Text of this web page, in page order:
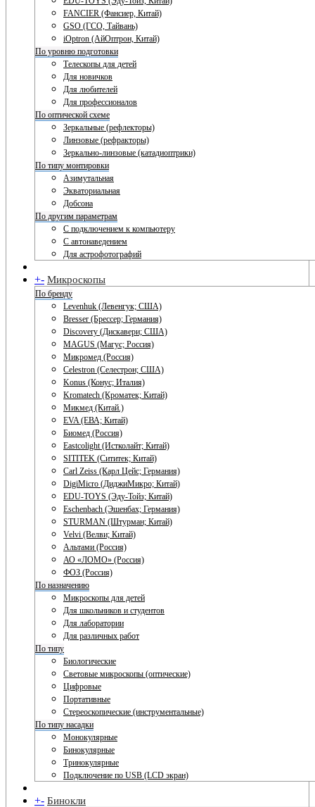
FANCIER (Фансиер, Китай)
GSO (ГСО, Тайвань)
iOptron (АйОптрон, Китай)
По уровню подготовки
Телескопы для детей
Для новичков
Для любителей
Для профессионалов
По оптической схеме
Зеркальные (рефлекторы)
Линзовые (рефракторы)
Зеркально-линзовые (катадиоптрики)
По типу монтировки
Азимутальная
Экваториальная
Добсона
По другим параметрам
С подключением к компьютеру
С автонаведением
Для астрофотографий
+- Микроскопы
По бренду
Levenhuk (Левенгук; США)
Bresser (Брессер; Германия)
Discovery (Дискавери; США)
MAGUS (Магус; Россия)
Микромед (Россия)
Celestron (Селестрон; США)
Konus (Конус; Италия)
Kromatech (Кроматек; Китай)
Микмед (Китай.)
EVA (ЕВА; Китай)
Биомед (Россия)
Eastcolight (Истколайт; Китай)
SITITEK (Сититек; Китай)
Carl Zeiss (Карл Цейс; Германия)
DigiMicro (ДиджиМикро; Китай)
EDU-TOYS (Эду-Тойз; Китай)
Eschenbach (Эшенбах; Германия)
STURMAN (Штурман; Китай)
Velvi (Велви; Китай)
Альтами (Россия)
АО «ЛОМО» (Россия)
ФОЗ (Россия)
По назначению
Микроскопы для детей
Для школьников и студентов
Для лаборатории
Для различных работ
По типу
Биологические
Световые микроскопы (оптические)
Цифровые
Портативные
Стереоскопические (инструментальные)
По типу насадки
Монокулярные
Бинокулярные
Тринокулярные
Подключение по USB (LCD экран)
+- Бинокли